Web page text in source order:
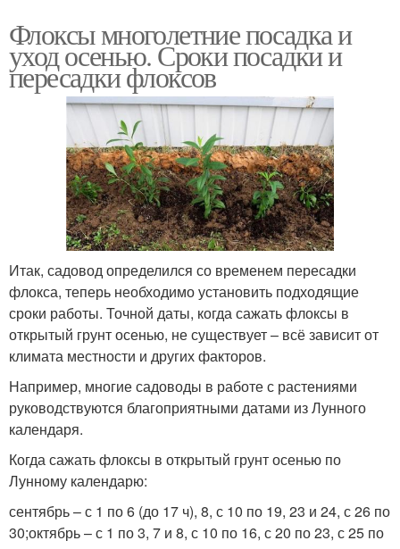
Флоксы многолетние посадка и
уход осенью. Сроки посадки и
пересадки флоксов
Итак, садовод определился со временем пересадки
флокса, теперь необходимо установить подходящие
сроки работы. Точной даты, когда сажать флоксы в
открытый грунт осенью, не существует – всё зависит от
климата местности и других факторов.
Например, многие садоводы в работе с растениями
руководствуются благоприятными датами из Лунного
календаря.
Когда сажать флоксы в открытый грунт осенью по
Лунному календарю:
сентябрь – с 1 по 6 (до 17 ч), 8, с 10 по 19, 23 и 24, с 26 по
30;октябрь – с 1 по 3, 7 и 8, с 10 по 16, с 20 по 23, с 25 по